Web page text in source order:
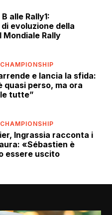
alle Rally1:
evoluzione della
Mondiale Rally
e lancia la sfida:
quasi perso, ma ora
tutte”
Ingrassia racconta i
«Sébastien è
essere uscito